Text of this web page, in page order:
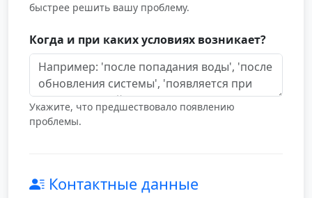
быстрее решить вашу проблему.
Когда и при каких условиях возникает?
Укажите, что предшествовало появлению
проблемы.
Контактные данные